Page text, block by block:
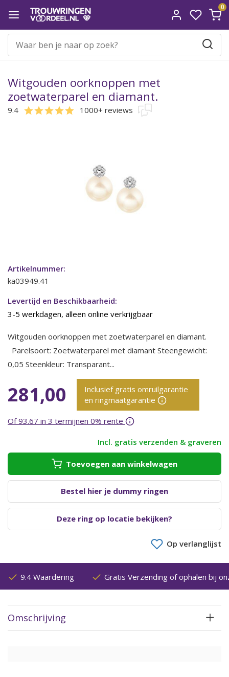
0
Witgouden oorknoppen met
zoetwaterparel en diamant.
9.4 1000+ reviews
Artikelnummer:
ka03949.41
Levertijd en Beschikbaarheid:
3-5 werkdagen, alleen online verkrijgbaar
Witgouden oorknoppen met zoetwaterparel en diamant.
Parelsoort: Zoetwaterparel met diamant Steengewicht:
0,05 Steenkleur: Transparant...
281,00
Inclusief gratis omruilgarantie
en ringmaatgarantie
Of 93.67 in 3 termijnen 0% rente
Incl. gratis verzenden & graveren
Toevoegen aan winkelwagen
Bestel hier je dummy ringen
Deze ring op locatie bekijken?
Op verlanglijst
9.4 Waardering Gratis Verzending of ophalen bij
Omschrijving